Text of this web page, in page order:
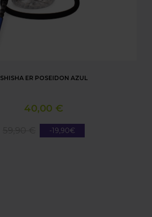
SHISHA ER POSEIDON AZUL
40,00 €
-19,90€